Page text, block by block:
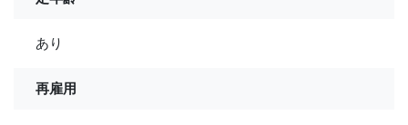
あり
再雇用